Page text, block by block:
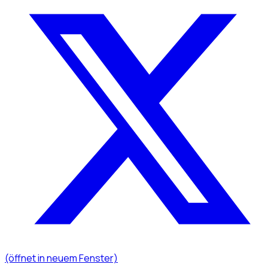
(öffnet in neuem Fenster)